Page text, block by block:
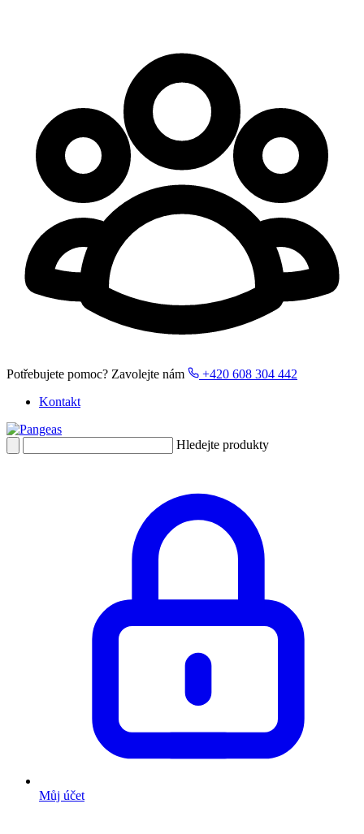
Potřebujete pomoc? Zavolejte nám
+420 608 304 442
Kontakt
Hledejte produkty
Můj účet